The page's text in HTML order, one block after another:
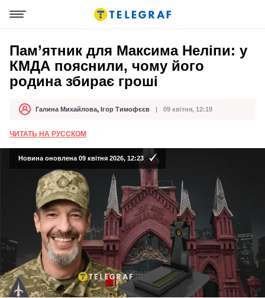
Пам’ятник для Максима Неліпи: у
КМДА пояснили, чому його
родина збирає гроші
АвторГалина Михайлова, Ігор Тимофєєв
Дата публікації 09 квітня, 12:19
ЧИТАТЬ НА РУССКОМ
Новина оновлена 09 квітня 2026, 12:23